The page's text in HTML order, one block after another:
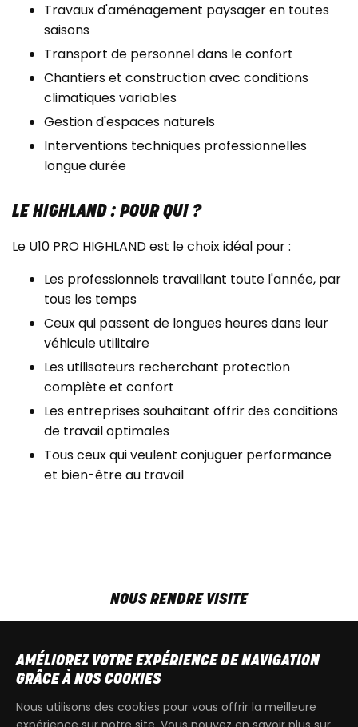
Travaux d'aménagement paysager en toutes
saisons
Transport de personnel dans le confort
Chantiers et construction avec conditions
climatiques variables
Gestion d'espaces naturels
Interventions techniques professionnelles
longue durée
LE HIGHLAND : POUR QUI ?
Le U10 PRO HIGHLAND est le choix idéal pour :
Les professionnels travaillant toute l'année, par
tous les temps
Ceux qui passent de longues heures dans leur
véhicule utilitaire
Les utilisateurs recherchant protection
complète et confort
Les entreprises souhaitant offrir des conditions
de travail optimales
Tous ceux qui veulent conjuguer performance
et bien-être au travail
NOUS RENDRE VISITE
SAM9h00 - 13h30
T+32 64 700 970
AMÉLIOREZ VOTRE EXPÉRIENCE DE NAVIGATION
GRÂCE À NOS COOKIES
Nous utilisons des cookies pour vous offrir la meilleure